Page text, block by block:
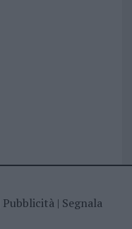
Pubblicità| Segnala